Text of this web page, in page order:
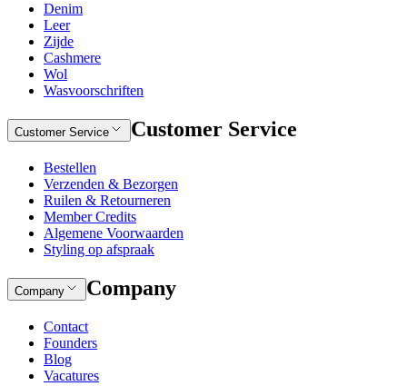
Denim
Leer
Zijde
Cashmere
Wol
Wasvoorschriften
Customer Service Customer Service
Bestellen
Verzenden & Bezorgen
Ruilen & Retourneren
Member Credits
Algemene Voorwaarden
Styling op afspraak
Company Company
Contact
Founders
Blog
Vacatures